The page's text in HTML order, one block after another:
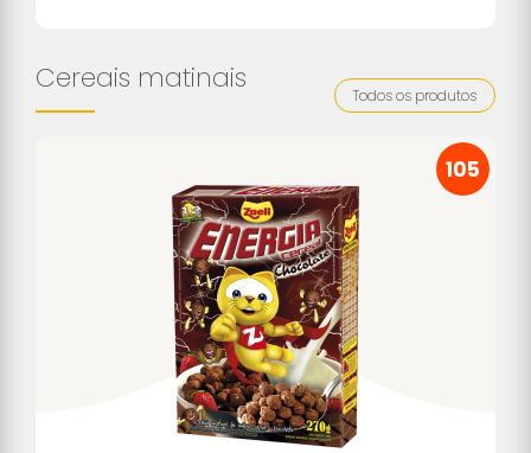
Cereais matinais Todos os produtos
105